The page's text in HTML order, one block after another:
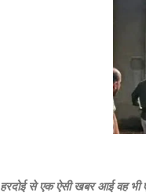
हरदोई से एक ऐसी खबर आई वह भी